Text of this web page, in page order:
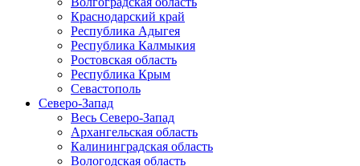
Краснодарский край
Республика Адыгея
Республика Калмыкия
Ростовская область
Республика Крым
Севастополь
Северо-Запад
Весь Северо-Запад
Архангельская область
Калининградская область
Вологодская область